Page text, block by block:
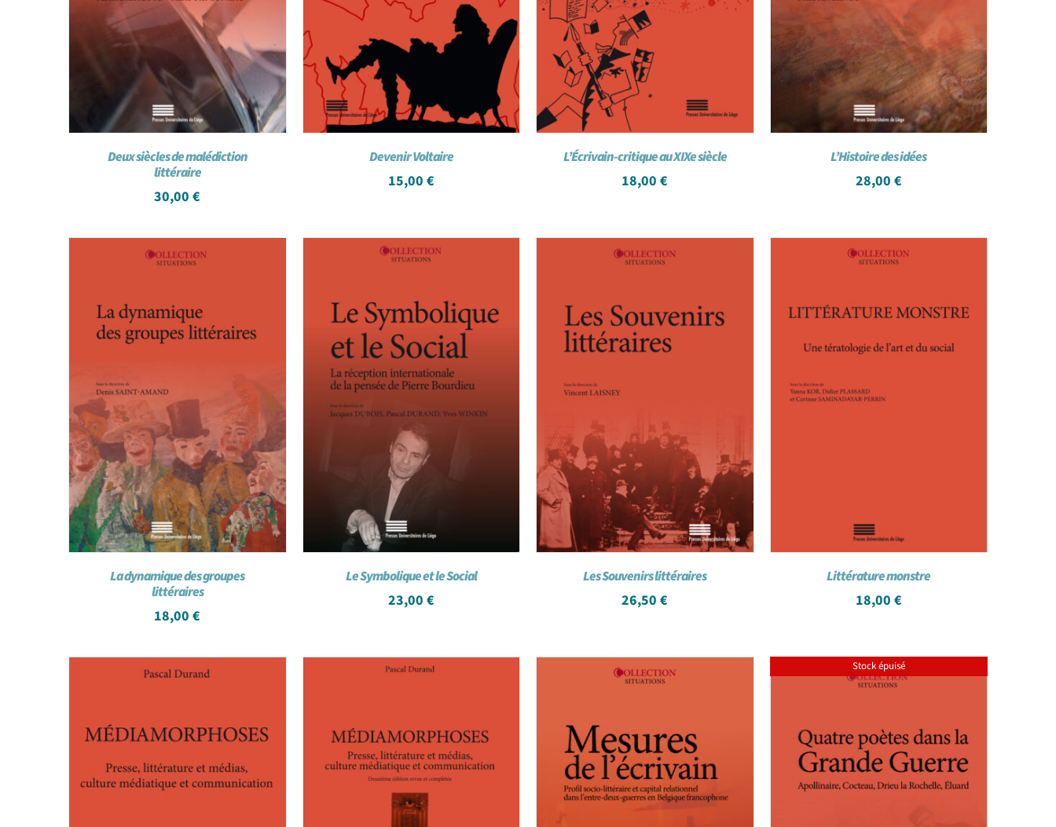
Deux siècles de malédiction
littéraire
30,00€
Devenir Voltaire
15,00 €
L’Écrivain-critique au XIXe siècle
18,00€
L’Histoire des idées
28,00 €
La dynamique des groupes
littéraires
18,00€
Le Symbolique et le Social
23,00 €
Les Souvenirs littéraires
26,50€
Littérature monstre
18,00 €
Stock épuisé